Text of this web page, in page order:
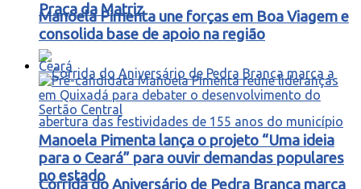
Praça da Matriz
Corrida do Aniversário de Pedra Branca marca
Manoela Pimenta une forças em Boa Viagem e
consolida base de apoio na região
Ceará
Manoela Pimenta lança o projeto “Uma ideia
para o Ceará” para ouvir demandas populares
no estado